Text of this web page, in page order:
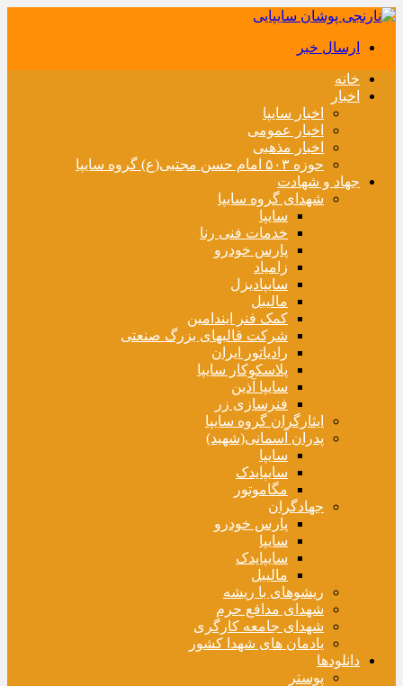
ارسال خبر
خانه
اخبار
اخبار سایپا
اخبار عمومی
اخبار مذهبی
حوزه ۵۰۳ امام حسن مجتبی(ع) گروه سایپا
جهاد و شهادت
شهدای گروه سایپا
سایپا
خدمات فنی رنا
پارس خودرو
زامیاد
سایپادیزل
مالیبل
کمک فنر ایندامین
شرکت قالبهای بزرگ صنعتی
رادیاتور ایران
پلاسکوکار سایپا
سایپا آذین
فنرسازی زر
ایثارگران گروه سایپا
پدران آسمانی(شهید)
سایپا
سایپایدک
مگاموتور
جهادگران
پارس خودرو
سایپا
سایپایدک
مالیبل
ریشوهای با ریشه
شهدای مدافع حرم
شهدای جامعه کارگری
یادمان های شهدا کشور
دانلودها
پوستر